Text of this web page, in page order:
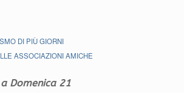
DI PIÙ GIORNI
ASSOCIAZIONI AMICHE
Domenica 21